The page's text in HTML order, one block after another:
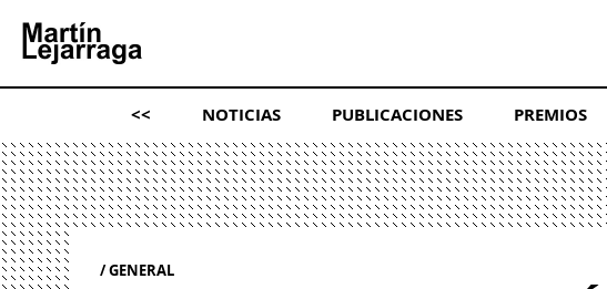
<< NOTICIAS PUBLICACIONES PREMIOS
GENERAL